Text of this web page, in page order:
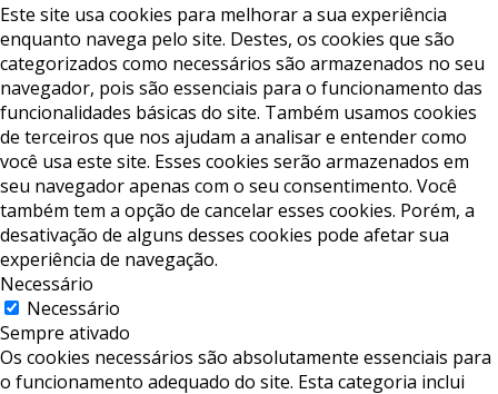
Este site usa cookies para melhorar a sua experiência
enquanto navega pelo site. Destes, os cookies que são
categorizados como necessários são armazenados no seu
navegador, pois são essenciais para o funcionamento das
funcionalidades básicas do site. Também usamos cookies
de terceiros que nos ajudam a analisar e entender como
você usa este site. Esses cookies serão armazenados em
seu navegador apenas com o seu consentimento. Você
também tem a opção de cancelar esses cookies. Porém, a
desativação de alguns desses cookies pode afetar sua
experiência de navegação.
Necessário
Necessário
Sempre ativado
Os cookies necessários são absolutamente essenciais para
o funcionamento adequado do site. Esta categoria inclui